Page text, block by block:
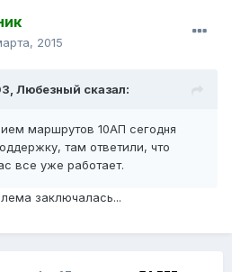
2015
Любезный сказал:
маршрутов 10АП сегодня
там ответили, что
все уже работает.
заключалась...